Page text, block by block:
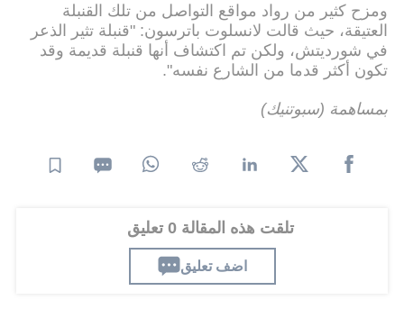
ومزح كثير من رواد مواقع التواصل من تلك القنبلة
العتيقة، حيث قالت لانسلوت باترسون: "قنبلة تثير الذعر
في شورديتش، ولكن تم اكتشاف أنها قنبلة قديمة وقد
تكون أكثر قدما من الشارع نفسه".
بمساهمة (سبوتنيك)
تلقت هذه المقالة 0 تعليق
اضف تعليق